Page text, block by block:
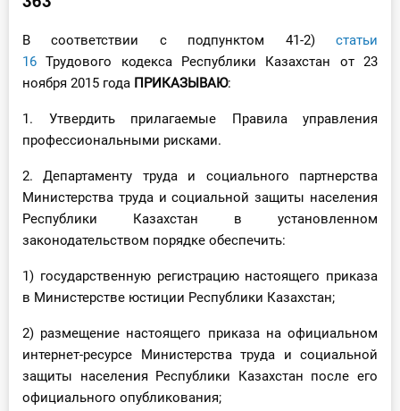
Вебинары
Справочник бухгалтера
Участник ВЭД
Кадры. Труд. Зарплата.
Учет по отраслям
Юридический помощник
Интернет-магазин
О Системе
В соответствии с подпунктом 41-2) статьи
16 Трудового кодекса Республики Казахстан от 23
ноября 2015 года ПРИКАЗЫВАЮ:
1. Утвердить прилагаемые Правила управления
профессиональными рисками.
2. Департаменту труда и социального партнерства
Министерства труда и социальной защиты населения
Республики Казахстан в установленном
законодательством порядке обеспечить:
1) государственную регистрацию настоящего приказа
в Министерстве юстиции Республики Казахстан;
2) размещение настоящего приказа на официальном
интернет-ресурсе Министерства труда и социальной
защиты населения Республики Казахстан после его
официального опубликования;